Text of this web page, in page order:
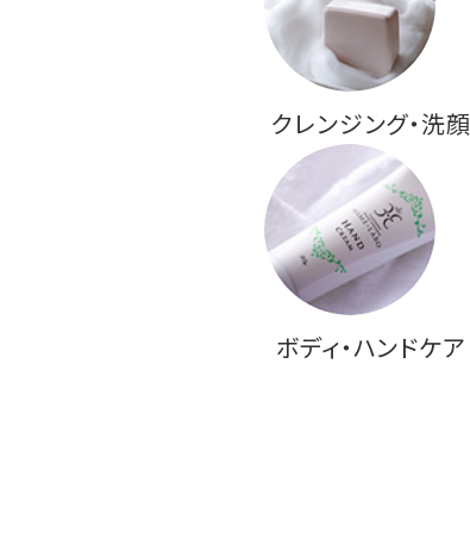
クレンジング・洗顔
ボディ・ハンドケア